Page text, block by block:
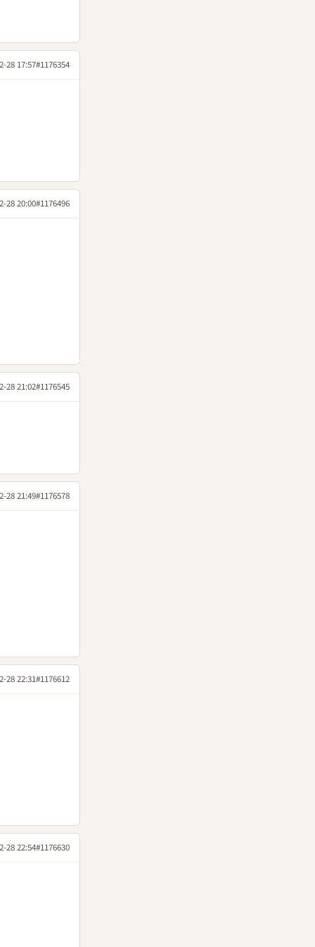
28 17:57#1176354
28 20:00#1176496
28 21:02#1176545
28 21:49#1176578
28 22:31#1176612
28 22:54#1176630